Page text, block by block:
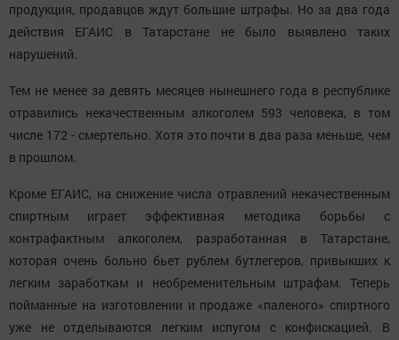
продукция, продавцов ждут большие штрафы. Но за два года
действия ЕГАИС в Татарстане не было выявлено таких
нарушений.
Тем не менее за девять месяцев нынешнего года в республике
отравились некачественным алкоголем 593 человека, в том
числе 172 - смертельно. Хотя это почти в два раза меньше, чем
в прошлом.
Кроме ЕГАИС, на снижение числа отравлений некачественным
спиртным играет эффективная методика борьбы с
контрафактным алкоголем, разработанная в Татарстане,
которая очень больно бьет рублем бутлегеров, привыкших к
легким заработкам и необременительным штрафам. Теперь
пойманные на изготовлении и продаже «паленого» спиртного
уже не отделываются легким испугом с конфискацией. В